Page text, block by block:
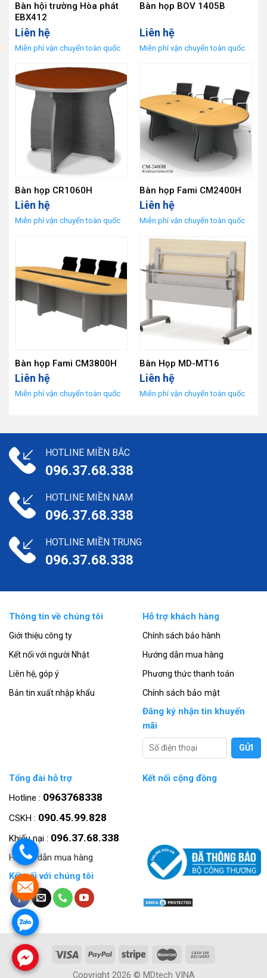
Bàn hội trường Hòa phát
EBX412
Liên hệ
Bàn họp BOV 1405B
Liên hệ
Bàn họp CR1060H
Liên hệ
Bàn họp Fami CM2400H
Liên hệ
Bàn họp Fami CM3800H
Liên hệ
Bàn Họp MD-MT16
Liên hệ
HOTLINE MIỀN BẮC
096.37.68.338
HOTLINE MIỀN NAM
096.37.68.338
HOTLINE MIỀN TRUNG
096.37.68.338
Thông tin về chúng tôi
Giới thiệu công ty
Kết nối với người Nhật
Liên hệ, góp ý
Bản tin xuất nhập khẩu
Hỗ trợ khách hàng
Chính sách bảo hành
Hướng dẫn mua hàng
Phương thức thanh toán
Chính sách bảo mật
Đăng ký nhận tin khuyến
mãi
Tổng đài hỗ trợ
Hotline : 0963768338
CSKH : 090.45.99.828
Khiếu nại : 096.37.68.338
Hướng dẫn mua hàng
Kết nối với chúng tôi
Kết nối cộng đồng
Copyright 2026 © MDtech VINA
.
.
.
.